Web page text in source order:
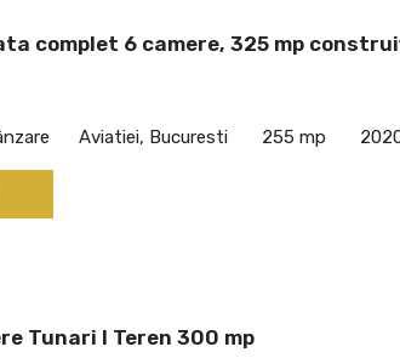
complet 6 camere, 325 mp
Aviatiei, Bucuresti 255 mp
Tunari I Teren 300 mp